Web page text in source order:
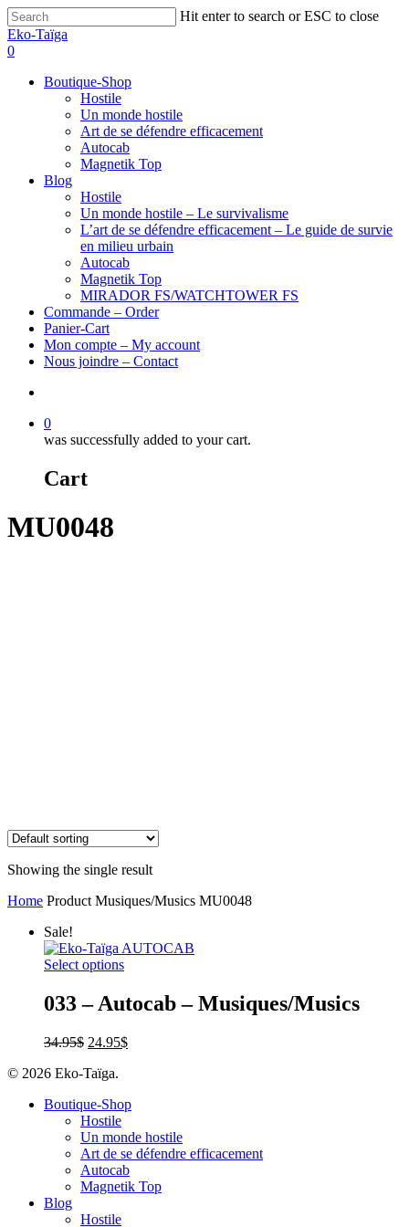
Hit enter to search or ESC to close
Eko-Taïga
0
Boutique-Shop
Hostile
Un monde hostile
Art de se défendre efficacement
Autocab
Magnetik Top
Blog
Hostile
Un monde hostile – Le survivalisme
L’art de se défendre efficacement – Le guide de survie
en milieu urbain
Autocab
Magnetik Top
MIRADOR FS/WATCHTOWER FS
Commande – Order
Panier-Cart
Mon compte – My account
Nous joindre – Contact
0
was successfully added to your cart.
Cart
MU0048
Showing the single result
Home Product Musiques/Musics MU0048
Sale!
Select options
033 – Autocab – Musiques/Musics
34.95$ 24.95$
© 2026 Eko-Taïga.
Boutique-Shop
Hostile
Un monde hostile
Art de se défendre efficacement
Autocab
Magnetik Top
Blog
Hostile